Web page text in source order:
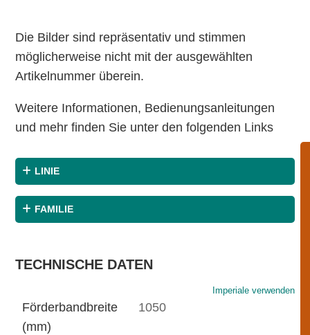
Die Bilder sind repräsentativ und stimmen
möglicherweise nicht mit der ausgewählten
Artikelnummer überein.
Weitere Informationen, Bedienungsanleitungen
und mehr finden Sie unter den folgenden Links
LINIE
FAMILIE
TECHNISCHE DATEN
Imperiale verwenden
Förderbandbreite
(mm)
1050